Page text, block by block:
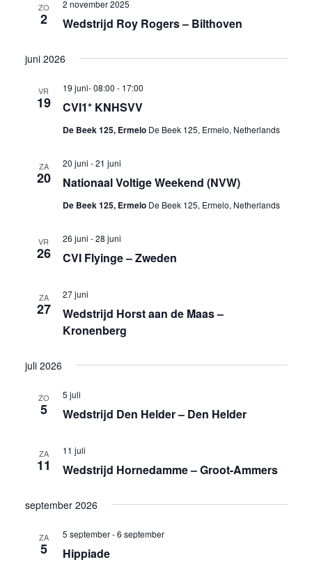
ZO
2 Wedstrijd Roy Rogers – Bilthoven
2 november 2025
juni 2026
VR
19 CVI1* KNHSVV
19 juni- 08:00 - 17:00
De Beek 125, Ermelo De Beek 125, Ermelo, Netherlands
ZA
20 Nationaal Voltige Weekend (NVW)
20 juni -21 juni
De Beek 125, Ermelo De Beek 125, Ermelo, Netherlands
VR
26 CVI Flyinge – Zweden
26 juni -28 juni
ZA
27
Wedstrijd Horst aan de Maas –
Kronenberg
27 juni
juli 2026
ZO
5 Wedstrijd Den Helder – Den Helder
5 juli
ZA
11 Wedstrijd Hornedamme – Groot-Ammers
11 juli
september 2026
ZA
5 Hippiade
5 september-6 september